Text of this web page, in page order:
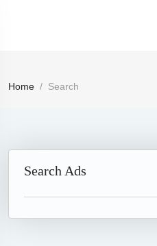
Home Search
Search Ads